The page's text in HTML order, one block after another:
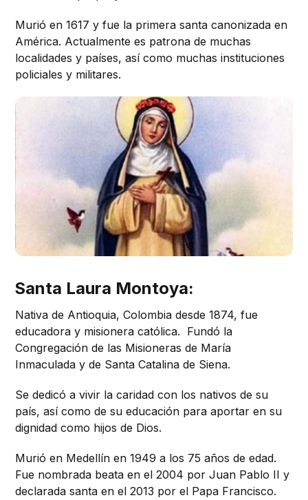
Murió en 1617 y fue la primera santa canonizada en
América. Actualmente es patrona de muchas
localidades y países, así como muchas instituciones
policiales y militares.
Santa Laura Montoya:
Nativa de Antioquia, Colombia desde 1874, fue
educadora y misionera católica. Fundó la
Congregación de las Misioneras de María
Inmaculada y de Santa Catalina de Siena.
Se dedicó a vivir la caridad con los nativos de su
país, así como de su educación para aportar en su
dignidad como hijos de Dios.
Murió en Medellín en 1949 a los 75 años de edad.
Fue nombrada beata en el 2004 por Juan Pablo II y
declarada santa en el 2013 por el Papa Francisco.